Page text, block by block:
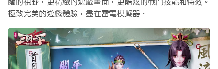
式和帳戶。
而文件互傳功能讓分享圖像、影片和文件也變得非常容易。
下載三國一下並在PC上運行。享受PC端的大螢幕和高畫質
畫質吧!
極致完美的遊戲體驗，盡在雷電模擬器。